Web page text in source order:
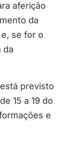
aferição
da
se for o
da
previsto
15 a 19 do
e